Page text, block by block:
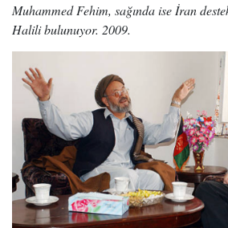
Muhammed Fehim, sağında ise İran
Halili bulunuyor. 2009.